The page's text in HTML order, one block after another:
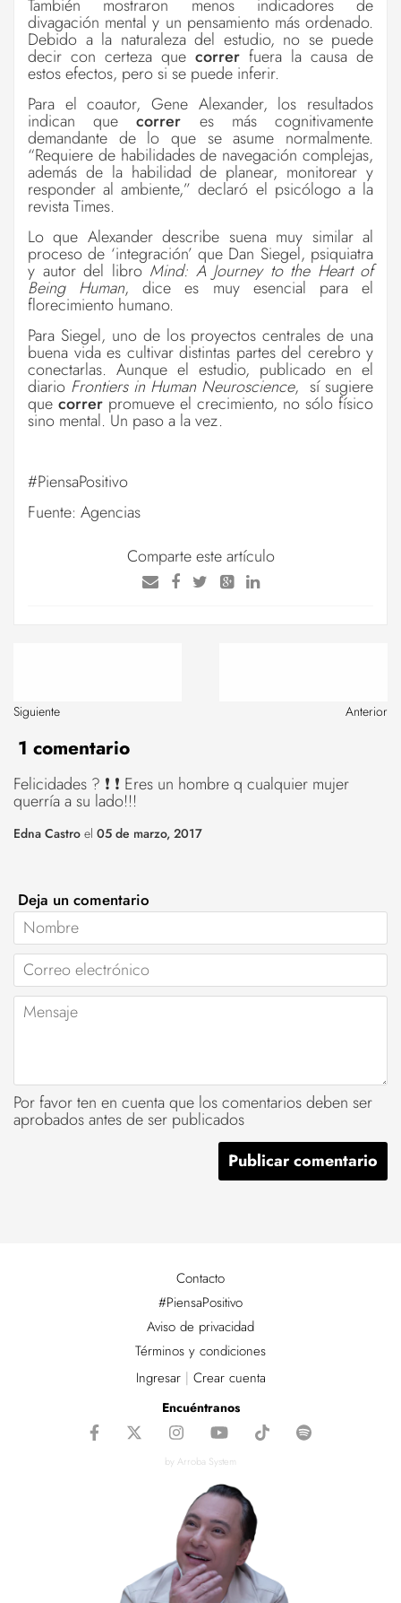
También mostraron menos indicadores de
divagación mental y un pensamiento más ordenado.
Debido a la naturaleza del estudio, no se puede
decir con certeza que correr fuera la causa de
estos efectos, pero si se puede inferir.
Para el coautor, Gene Alexander, los resultados
indican quecorrer es más cognitivamente
demandante de lo que se asume normalmente.
“Requiere de habilidades de navegación complejas,
además de la habilidad de planear, monitorear y
responder al ambiente,” declaró el psicólogo a la
revista Times.
Lo que Alexander describe suena muy similar al
proceso de ‘integración’ que Dan Siegel, psiquiatra
y autor del libroMind: A Journey to the Heart of
Being Human, dice es muy esencial para el
florecimiento humano.
Para Siegel, uno de los proyectos centrales de una
buena vida es cultivar distintas partes del cerebro y
conectarlas. Aunque el estudio, publicado en el
diario Frontiers in Human Neuroscience, sí sugiere
que correr promueve el crecimiento, no sólo físico
sino mental. Un paso a la vez.
#PiensaPositivo
Fuente: Agencias
Comparte este artículo
Anterior
Siguiente
1 comentario
Felicidades ? ❗ ❗ Eres un hombre q cualquier mujer
querría a su lado!!!
Edna Castro el 05 de marzo, 2017
Deja un comentario
Nombre
Correo
electrónico
Mensaje
Por favor ten en cuenta que los comentarios deben ser
aprobados antes de ser publicados
Contacto
#PiensaPositivo
Aviso de privacidad
Términos y condiciones
Ingresar| Crear cuenta
Encuéntranos
by Arroba System